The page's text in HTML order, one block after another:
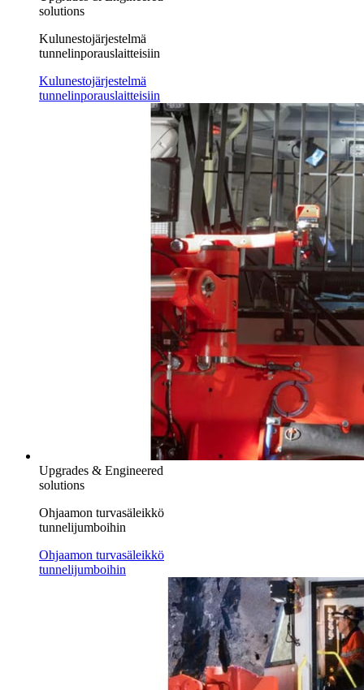
solutions
Kulunestojärjestelmä
tunnelinporauslaitteisiin
Kulunestojärjestelmä
tunnelinporauslaitteisiin
Upgrades & Engineered
solutions
Ohjaamon turvasäleikkö
tunnelijumboihin
Ohjaamon turvasäleikkö
tunnelijumboihin